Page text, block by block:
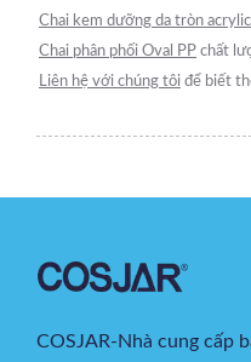
Chai kem dưỡng da tròn acrylic
Chai phân phối Oval PP chất
Liên hệ với chúng tôi để biết
COSJAR-Nhà cung cấp